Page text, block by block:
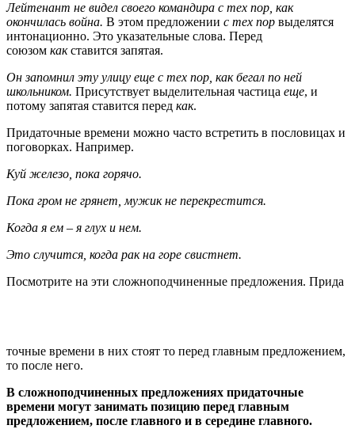
Лейтенант не видел своего командира с тех пор, как
окончилась война. В этом предложении с тех пор выделятся
интонационно. Это указательные слова. Перед
союзом какставится запятая.
Он запомнил эту улицу еще с тех пор, как бегал по ней
школьником. Присутствует выделительная частица еще, и
потому запятая ставится перед как.
Придаточные времени можно часто встретить в пословицах и
поговорках. Например.
Куй железо, пока горячо.
Пока гром не грянет, мужик не перекрестится.
Когда я ем – я глух и нем.
Это случится, когда рак на горе свистнет.
Посмотрите на эти сложноподчиненные предложения. Прида
точные времени в них стоят то перед главным предложением,
то после него.
В сложноподчиненных предложениях придаточные
времени могут занимать позицию перед главным
предложением, после главного и в середине главного.